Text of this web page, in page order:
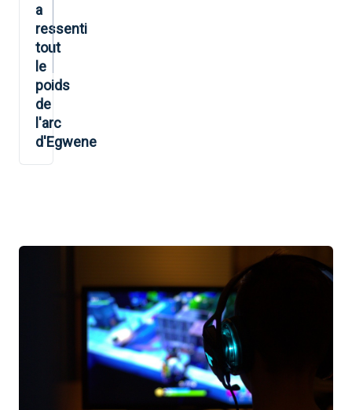
a
ressenti
tout
le
poids
de
l'arc
d'Egwene